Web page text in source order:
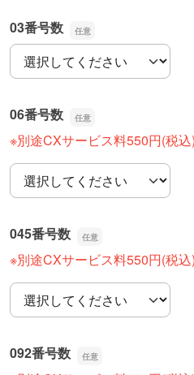
03番号数
03番号数
06番号数
※別途CXサービス料550円(税込
06番号数
045番号数
※別途CXサービス料550円(税込
045番号数
092番号数